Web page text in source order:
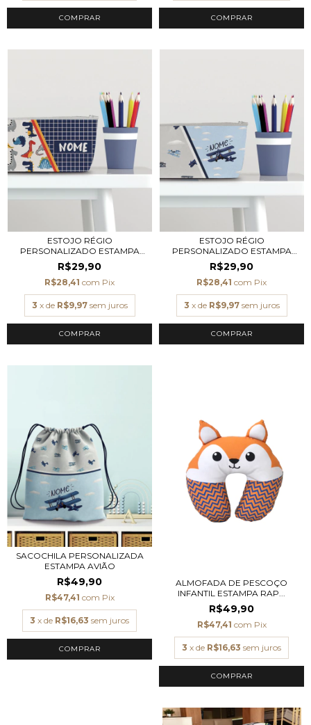
COMPRAR
ESTOJO RÉGIO
PERSONALIZADO ESTAMPA
DINO
R$29,90
R$28,41 com Pix
3 x de R$9,97 sem juros
ESTOJO RÉGIO
PERSONALIZADO ESTAMPA
AVIÃO
R$29,90
R$28,41 com Pix
3 x de R$9,97 sem juros
SACOCHILA PERSONALIZADA
ESTAMPA AVIÃO
R$49,90
R$47,41 com Pix
3 x de R$16,63 sem juros
ALMOFADA DE PESCOÇO
INFANTIL ESTAMPA RAP...
R$49,90
R$47,41 com Pix
3 x de R$16,63 sem juros